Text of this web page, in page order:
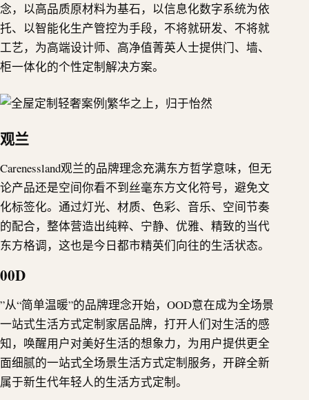
念，以高品质原材料为基石，以信息化数字系统为依
托、以智能化生产管控为手段，不将就研发、不将就
工艺，为高端设计师、高净值菁英人士提供门、墙、
柜一体化的个性定制解决方案。
观兰
Carenessland观兰的品牌理念充满东方哲学意味，但无
论产品还是空间你看不到丝毫东方文化符号，避免文
化标签化。通过灯光、材质、色彩、音乐、空间节奏
的配合，整体营造出纯粹、宁静、优雅、精致的当代
东方格调，这也是今日都市精英们向往的生活状态。
00D
”从“简单温暖”的品牌理念开始，OOD意在成为全场景
一站式生活方式定制家居品牌，打开人们对生活的感
知，唤醒用户对美好生活的想象力，为用户提供更全
面细腻的一站式全场景生活方式定制服务，开辟全新
属于新生代年轻人的生活方式定制。